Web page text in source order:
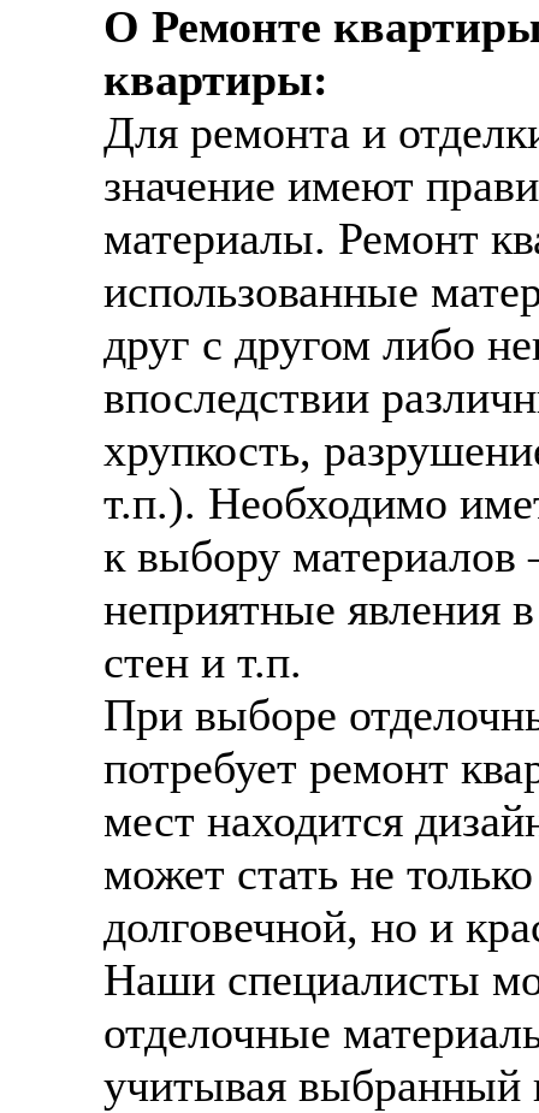
О Ремонте
квартиры:
Для ремонта и
значение имеют
материалы. Ремонт
использованные
друг с другом либо
впоследствии
хрупкость,
т.п.). Необходимо
к выбору материалов
неприятные явления
стен и т.п.
При выборе
потребует ремонт
мест находится
может стать не
долговечной, но и
Наши специалисты
отделочные
учитывая выбранный